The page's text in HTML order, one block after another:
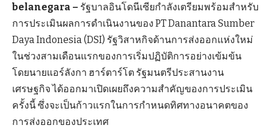
belanegara – รัฐบาลอินโดนีเซียกำลังเตรียมพร้อมสำหรับ
การประเมินผลการดำเนินงานของ PT Danantara Sumber
Daya Indonesia (DSI) รัฐวิสาหกิจด้านการส่งออกแห่งใหม่
ในช่วงสามเดือนแรกของการเริ่มปฏิบัติการอย่างเข้มข้น
โดยนายแอร์ลังกา ฮาร์ตาร์โต รัฐมนตรีประสานงาน
เศรษฐกิจ ได้ออกมาเปิดเผยถึงความสำคัญของการประเมิน
ครั้งนี้ ซึ่งจะเป็นก้าวแรกในการกำหนดทิศทางอนาคตของ
การส่งออกของประเทศ